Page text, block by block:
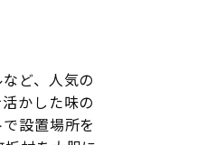
ど、人気の
かした味の
設置場所を